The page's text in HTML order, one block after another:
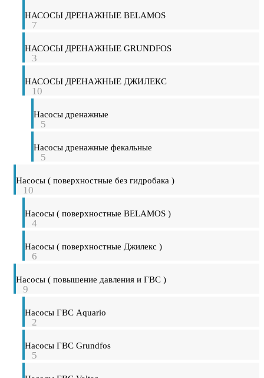
НАСОСЫ ДРЕНАЖНЫЕ BELAMOS
7
НАСОСЫ ДРЕНАЖНЫЕ GRUNDFOS
3
НАСОСЫ ДРЕНАЖНЫЕ ДЖИЛЕКС
10
Насосы дренажные
5
Насосы дренажные фекальные
5
Насосы ( поверхностные без гидробака )
10
Насосы ( поверхностные BELAMOS )
4
Насосы ( поверхностные Джилекс )
6
Насосы ( повышение давления и ГВС )
9
Насосы ГВС Aquario
2
Насосы ГВС Grundfos
5